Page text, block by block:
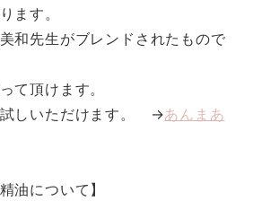
ます。
和先生がブレンドされたもので
て頂けます。
試しいただけます。 →あんまあ
油について】